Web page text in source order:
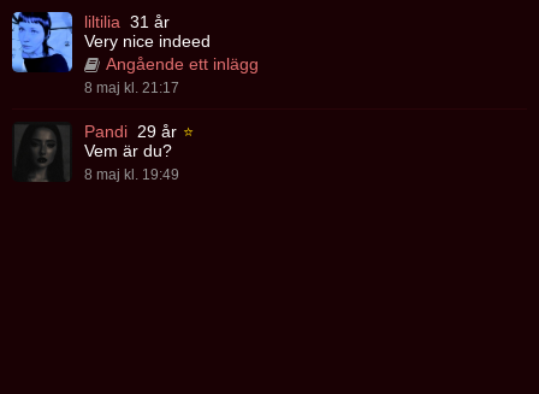
liltilia 31 år
Very nice indeed
Angående ett inlägg
8 maj kl. 21:17
Pandi 29 år ⭐
Vem är du?
8 maj kl. 19:49